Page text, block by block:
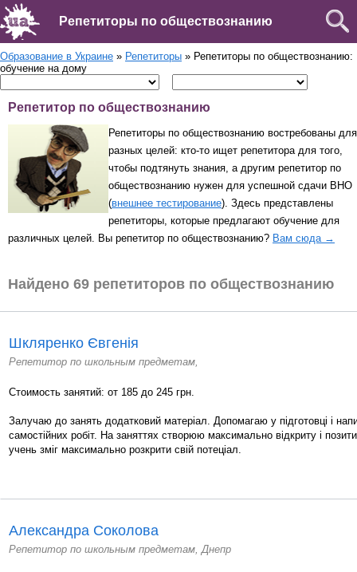
Репетиторы по обществознанию
Образование в Украине » Репетиторы » Репетиторы по обществознанию:
обучение на дому
Репетитор по обществознанию
Репетиторы по обществознанию востребованы для
разных целей: кто-то ищет репетитора для того,
чтобы подтянуть знания, а другим репетитор по
обществознанию нужен для успешной сдачи ВНО
(внешнее тестирование). Здесь представлены
репетиторы, которые предлагают обучение для
различных целей. Вы репетитор по обществознанию? Вам сюда →
Найдено 69 репетиторов по обществознанию
Шкляренко Євгенія
Репетитор по школьным предметам,
Стоимость занятий: от 185 до 245 грн.
Залучаю до занять додатковий матеріал. Допомагаю у підготовці і
самостійних робіт. На заняттях створюю максимально відкриту і
учень зміг максимально розкрити свій потеціал.
Александра Соколова
Репетитор по школьным предметам, Днепр